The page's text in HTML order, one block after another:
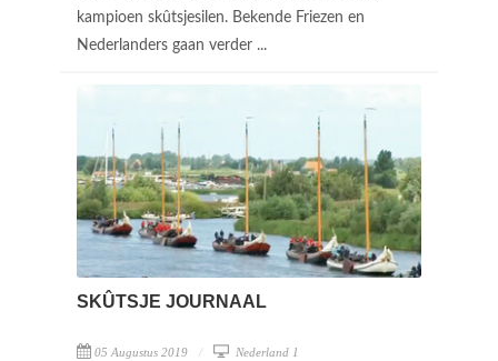
kampioen skûtsjesilen. Bekende Friezen en
Nederlanders gaan verder ...
SKÛTSJE JOURNAAL
05 Augustus 2019 Nederland 1